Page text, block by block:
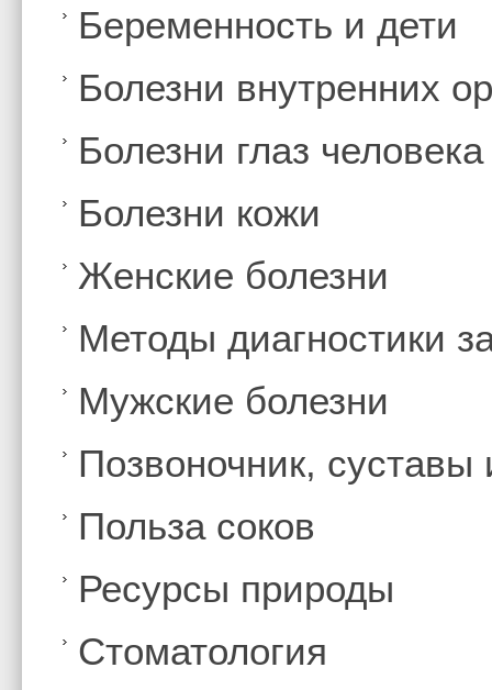
Беременность и дети
Болезни внутренних
Болезни глаз человека
Болезни кожи
Женские болезни
Методы диагностики
Мужские болезни
Позвоночник,
Польза соков
Ресурсы природы
Стоматология